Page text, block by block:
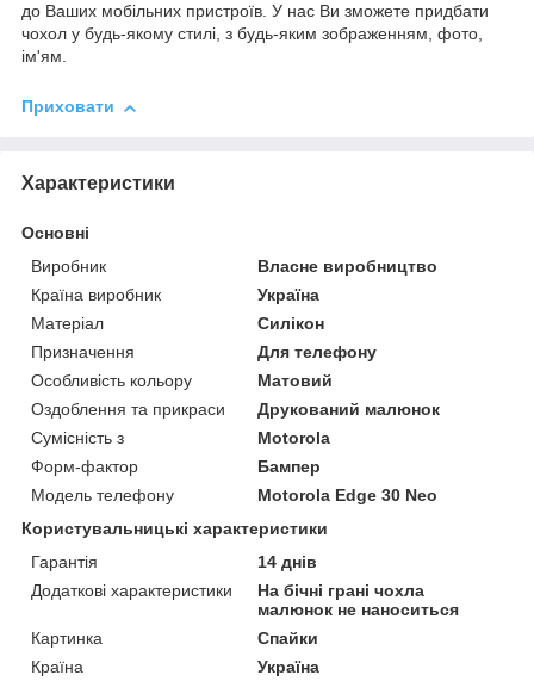
до Ваших мобільних пристроїв. У нас Ви зможете придбати
чохол у будь-якому стилі, з будь-яким зображенням, фото,
ім'ям.
Приховати
Характеристики
Основні
Виробник
Власне виробництво
Країна виробник
Україна
Матеріал
Силікон
Призначення
Для телефону
Особливість кольору
Матовий
Оздоблення та прикраси
Друкований малюнок
Сумісність з
Motorola
Форм-фактор
Бампер
Модель телефону
Motorola Edge 30 Neo
Користувальницькі характеристики
Гарантія
14 днів
Додаткові характеристики
На бічні грані чохла
малюнок не наноситься
Картинка
Спайки
Країна
Україна